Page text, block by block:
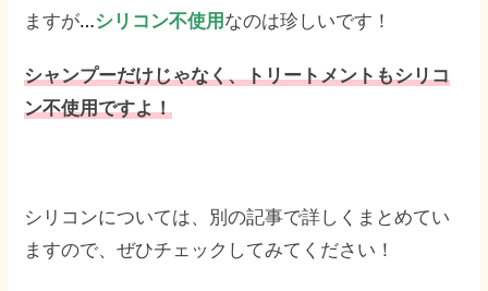
ますが…シリコン不使用 なのは珍しいです！
シャンプーだけじゃなく、トリートメントもシリコ
ン不使用ですよ！
シリコンについては、別の記事で詳しくまとめてい
ますので、ぜひチェックしてみてください！